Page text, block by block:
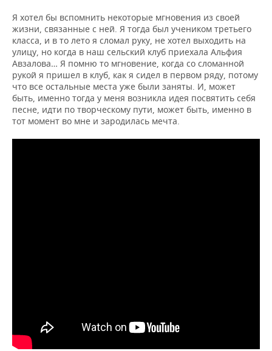
Я хотел бы вспомнить некоторые мгновения из своей
жизни, связанные с ней. Я тогда был учеником третьего
класса, и в то лето я сломал руку, не хотел выходить на
улицу, но когда в наш сельский клуб приехала Альфия
Авзалова… Я помню то мгновение, когда со сломанной
рукой я пришел в клуб, как я сидел в первом ряду, потому
что все остальные места уже были заняты. И, может
быть, именно тогда у меня возникла идея посвятить себя
песне, идти по творческому пути, может быть, именно в
тот момент во мне и зародилась мечта.